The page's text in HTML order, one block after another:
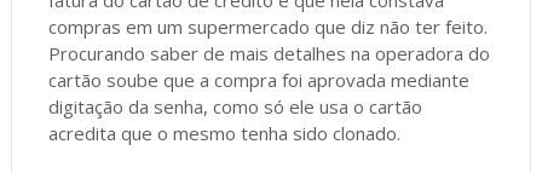
compras em um supermercado que diz não ter feito.
Procurando saber de mais detalhes na operadora do
cartão soube que a compra foi aprovada mediante
digitação da senha, como só ele usa o cartão
acredita que o mesmo tenha sido clonado.